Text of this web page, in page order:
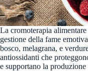
La cromoterapia
gestione della fame
bosco, melagrana, e
antiossidanti che
e supportano la